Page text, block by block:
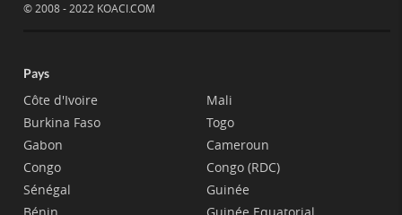
© 2008 - 2022 KOACI.COM
Pays
Côte d'Ivoire
Burkina Faso
Gabon
Congo
Sénégal
Mali
Togo
Cameroun
Congo (RDC)
Guinée